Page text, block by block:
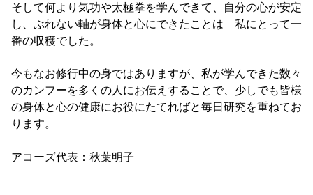
そして何より気功や太極拳を学んできて、自分の心が安定
し、ぶれない軸が身体と心にできたことは 私にとって一
番の収穫でした。
今もなお修行中の身ではありますが、私が学んできた数々
のカンフーを多くの人にお伝えすることで、少しでも皆様
の身体と心の健康にお役にたてればと毎日研究を重ねてお
ります。
アコーズ代表：秋葉明子